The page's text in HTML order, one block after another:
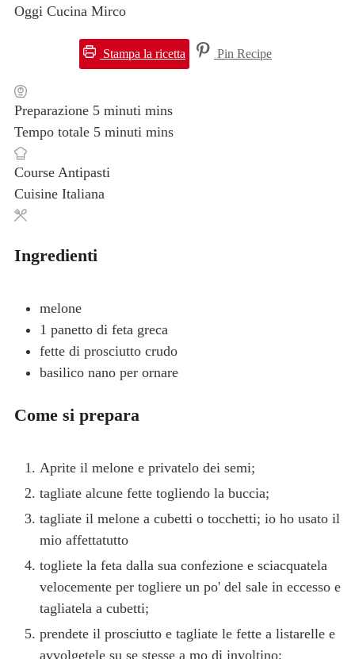
Oggi Cucina Mirco
Stampa la ricetta Pin Recipe
Preparazione 5 minuti mins
Tempo totale 5 minuti mins
Course Antipasti
Cuisine Italiana
Ingredienti
melone
1 panetto di feta greca
fette di prosciutto crudo
basilico nano per ornare
Come si prepara
Aprite il melone e privatelo dei semi;
tagliate alcune fette togliendo la buccia;
tagliate il melone a cubetti o tocchetti; io ho usato il
mio affettatutto
togliete la feta dalla sua confezione e sciacquatela
velocemente per togliere un po' del sale in eccesso e
tagliatela a cubetti;
prendete il prosciutto e tagliate le fette a listarelle e
avvolgetele su se stesse a mo di involtino;